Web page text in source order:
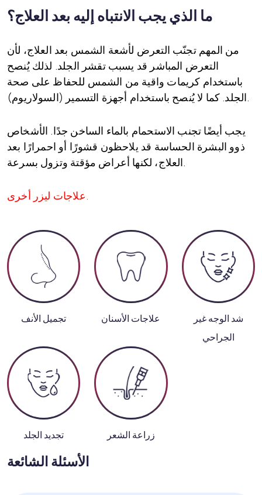
ما الذي يجب الانتباه إليه بعد العلاج؟
من المهم تجنّب التعرض لأشعة الشمس بعد العلاج، لأن
التعرض المباشر قد يسبب تقشر الجلد. لذلك يُنصح
باستخدام كريمات واقية من الشمس للحفاظ على صحة
يجب أيضًا تجنب الاستحمام بالماء الساخن جدًا. الأشخاص
ذوو البشرة الحساسة قد يلاحظون قشورًا أو احمرارًا بعد
تجميل الأنف علاجات الأسنان
شد الوجه غير
الجراحي
تجديد الجلد زراعة الشعر
الأسئلة الشائعة